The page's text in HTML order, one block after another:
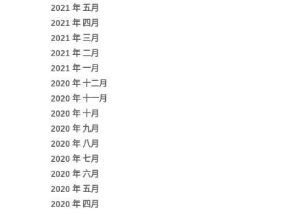
2021 年 五月
2021 年 四月
2021 年 三月
2021 年 二月
2021 年 一月
2020 年 十二月
2020 年 十一月
2020 年 十月
2020 年 九月
2020 年 八月
2020 年 七月
2020 年 六月
2020 年 五月
2020 年 四月